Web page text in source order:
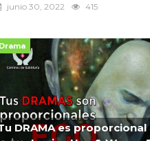
junio 30, 2022 415
DRAMA es proporcional